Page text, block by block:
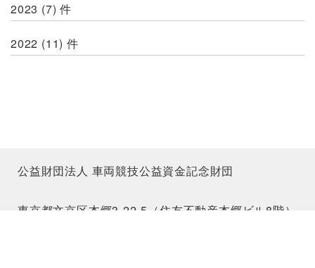
2023 (7) 件
2022 (11) 件
公益財団法人 車両競技公益資金記念財団
東京都文京区本郷3-22-5（住友不動産本郷ビル8階）